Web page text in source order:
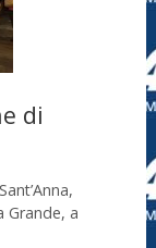
di
a